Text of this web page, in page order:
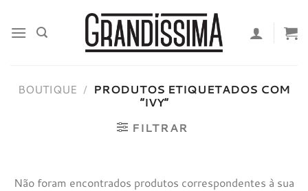
content
BOUTIQUE / PRODUTOS ETIQUETADOS COM
“IVY”
FILTRAR
Não foram encontrados produtos correspondentes à sua